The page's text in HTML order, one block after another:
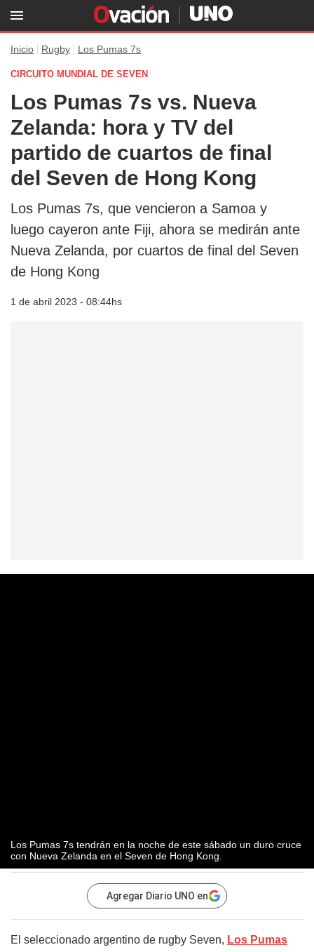
Inicio Rugby Los Pumas 7s
CIRCUITO MUNDIAL DE SEVEN
Los Pumas 7s vs. Nueva
Zelanda: hora y TV del
partido de cuartos de final
del Seven de Hong Kong
Los Pumas 7s, que vencieron a Samoa y
luego cayeron ante Fiji, ahora se medirán ante
Nueva Zelanda, por cuartos de final del Seven
de Hong Kong
1 de abril 2023 - 08:44hs
Los Pumas 7s tendrán en la noche de este sábado un duro cruce
con Nueva Zelanda en el Seven de Hong Kong.
Agregar Diario UNO en
El seleccionado argentino de rugby Seven, Los Pumas